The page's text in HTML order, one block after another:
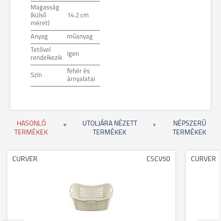
Magasság
(külső
méret)
14.2 cm
Anyag műanyag
Tetővel
rendelkezik
Igen
Szín
fehér és
árnyalatai
HASONLÓ
TERMÉKEK
UTOLJÁRA NÉZETT
TERMÉKEK
NÉPSZERŰ
TERMÉKEK
CURVER CSCV50 CURVER